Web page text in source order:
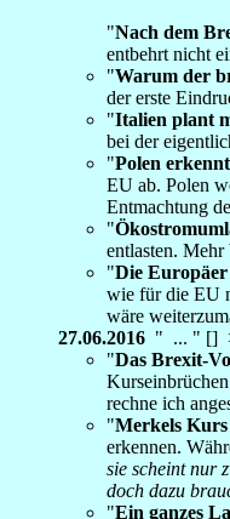
"Nach dem
entbehrt nicht
"Warum der
der erste
"Italien plant
bei der
"Polen
EU ab. Polen
Entmachtung
"
entlasten.
"Die Europäer
wie für die EU
wäre
27.06.2016 " ... " []
"Das Brexit-
rechne ich
"Merkels
erkennen.
sie scheint nur
doch dazu
"Ein ganzes